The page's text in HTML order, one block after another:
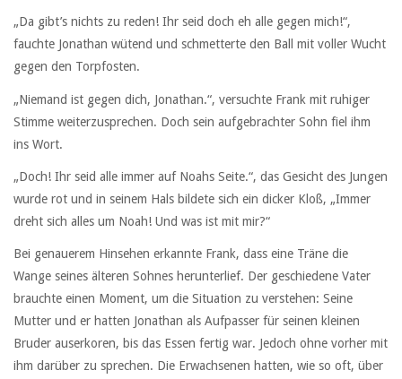
„Da gibt’s nichts zu reden! Ihr seid doch eh alle gegen mich!“,
fauchte Jonathan wütend und schmetterte den Ball mit voller Wucht
gegen den Torpfosten.
„Niemand ist gegen dich, Jonathan.“, versuchte Frank mit ruhiger
Stimme weiterzusprechen. Doch sein aufgebrachter Sohn fiel ihm
ins Wort.
„Doch! Ihr seid alle immer auf Noahs Seite.“, das Gesicht des Jungen
wurde rot und in seinem Hals bildete sich ein dicker Kloß, „Immer
dreht sich alles um Noah! Und was ist mit mir?“
Bei genauerem Hinsehen erkannte Frank, dass eine Träne die
Wange seines älteren Sohnes herunterlief. Der geschiedene Vater
brauchte einen Moment, um die Situation zu verstehen: Seine
Mutter und er hatten Jonathan als Aufpasser für seinen kleinen
Bruder auserkoren, bis das Essen fertig war. Jedoch ohne vorher mit
ihm darüber zu sprechen. Die Erwachsenen hatten, wie so oft, über